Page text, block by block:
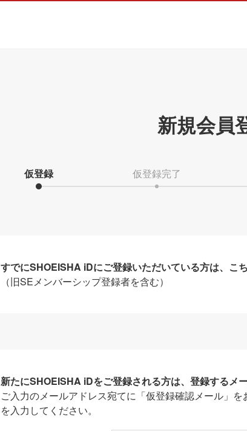
新規会員
仮登録 仮登録完了
すでにSHOEISHA iDにご登録いただいている方は、こ
（旧SEメンバーシップ登録者を含む）
新たにSHOEISHA iDをご登録される方は、登録するメ
ご入力のメールアドレス宛てに「仮登録確認メール」
を入力してください。